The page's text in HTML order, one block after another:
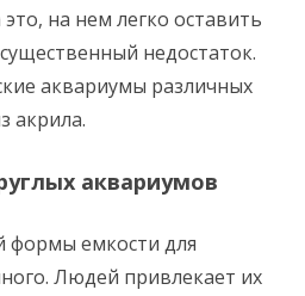
на нем легко оставить
недостаток.
аквариумы различных
акрила.
аквариумов
формы емкости для
Людей привлекает их